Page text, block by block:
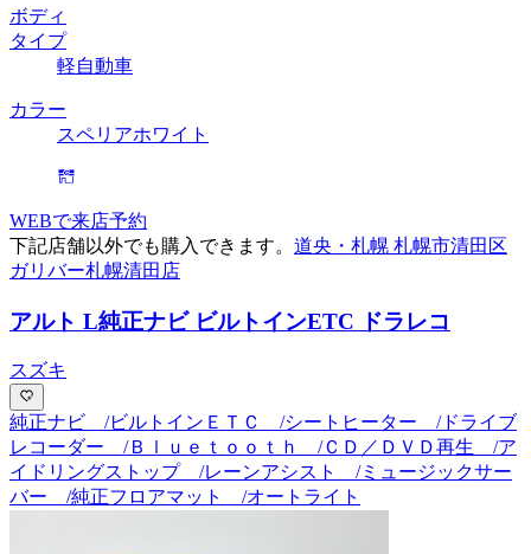
ボディ
タイプ
軽自動車
カラー
スペリアホワイト
WEBで来店予約
下記店舗以外でも購入できます。 道央・札幌 札幌市清田区
ガリバー札幌清田店
アルト L純正ナビ ビルトインETC ドラレコ
スズキ
純正ナビ /ビルトインＥＴＣ /シートヒーター /ドライブ
レコーダー /Ｂｌｕｅｔｏｏｔｈ /ＣＤ／ＤＶＤ再生 /ア
イドリングストップ /レーンアシスト /ミュージックサー
バー /純正フロアマット /オートライト